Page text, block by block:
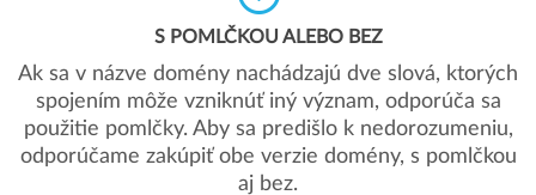
S POMLČKOU ALEBO BEZ
Ak sa v názve domény nachádzajú dve slová, ktorých
spojením môže vzniknúť iný význam, odporúča sa
použitie pomlčky. Aby sa predišlo k nedorozumeniu,
odporúčame zakúpiť obe verzie domény, s pomlčkou
aj bez.